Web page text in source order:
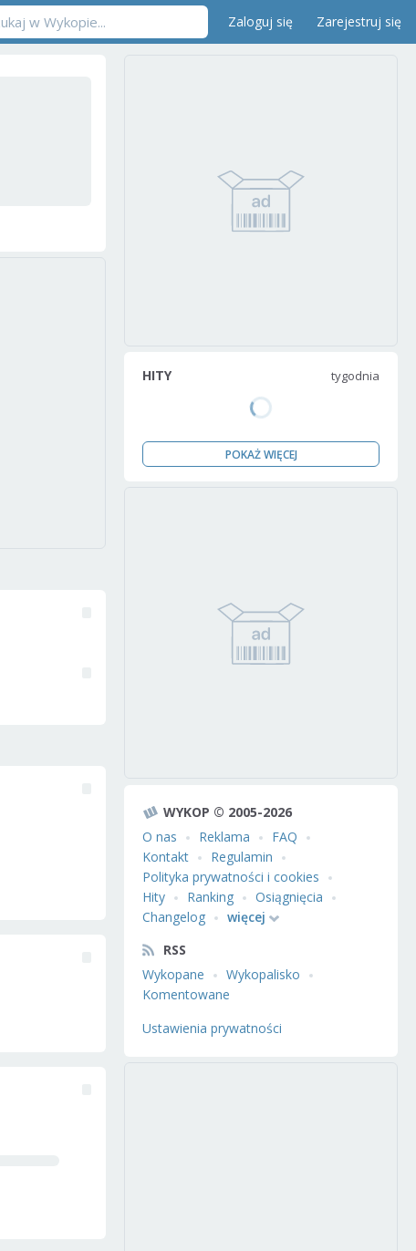
Zaloguj się Zarejestruj się
HITY tygodnia
POKAŻ WIĘCEJ
WYKOP © 2005-2026
O nas
Reklama
FAQ
Kontakt
Regulamin
Polityka prywatności i cookies
Hity
Ranking
Osiągnięcia
Changelog
więcej
RSS
Wykopane
Wykopalisko
Komentowane
Ustawienia prywatności